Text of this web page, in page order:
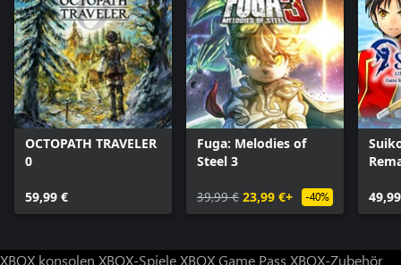
OCTOPATH TRAVELER
0
59,99 €
Fuga: Melodies of
Steel 3
39,99 € 23,99 €+ -40%
XBOX konsolen XBOX-SpieleXBOX Game Pass XBOX-Zubehör